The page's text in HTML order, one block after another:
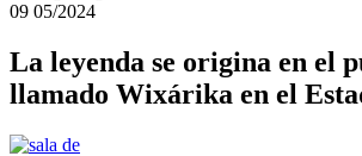
09 05/2024
La leyenda se origina en el
llamado Wixárika en el